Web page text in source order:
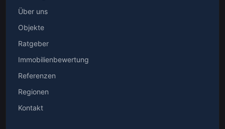
Über uns
Objekte
Ratgeber
Immobilienbewertung
Referenzen
Regionen
Kontakt